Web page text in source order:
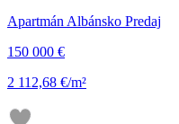
Apartmán Albánsko Predaj
150 000 €
2 112,68 €/m²